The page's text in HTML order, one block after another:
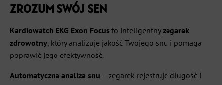
ZROZUM SWÓJ SEN
Kardiowatch EKG Exon Focus to inteligentnyzegarek
zdrowotny, który analizuje jakość Twojego snu i pomaga
poprawić jego efektywność.
Automatyczna analiza snu – zegarek rejestruje długość i